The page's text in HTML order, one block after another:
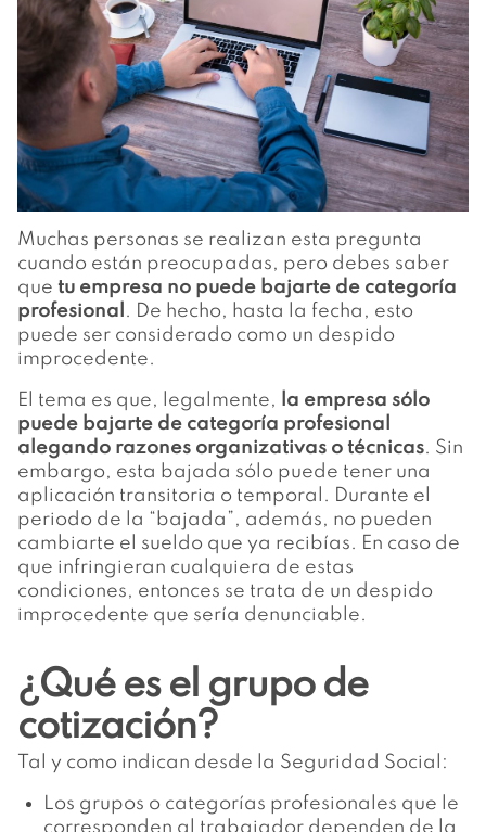
Muchas personas se realizan esta pregunta
cuando están preocupadas, pero debes saber
que tu empresa no puede bajarte de categoría
profesional . De hecho, hasta la fecha, esto
puede ser considerado como un despido
improcedente.
El tema es que, legalmente,
la empresa sólo
puede bajarte de categoría profesional
alegando razones organizativas o técnicas. Sin
embargo, esta bajada sólo puede tener una
aplicación transitoria o temporal. Durante el
periodo de la “bajada”, además, no pueden
cambiarte el sueldo que ya recibías. En caso de
que infringieran cualquiera de estas
condiciones, entonces se trata de un despido
improcedente que sería denunciable.
¿Qué es el grupo de
cotización?
Tal y como indican desde la Seguridad Social:
Los grupos o categorías profesionales que le